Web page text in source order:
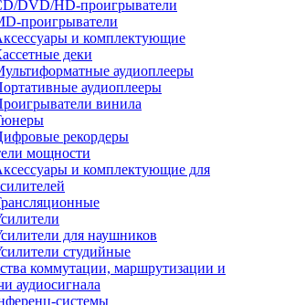
DVD/HD-проигрыватели
проигрыватели
и комплектующие
деки
аудиоплееры
аудиоплееры
винила
рекордеры
мощности
и комплектующие для
для наушников
студийные
коммутации, маршрутизации и
аудиосигнала
системы